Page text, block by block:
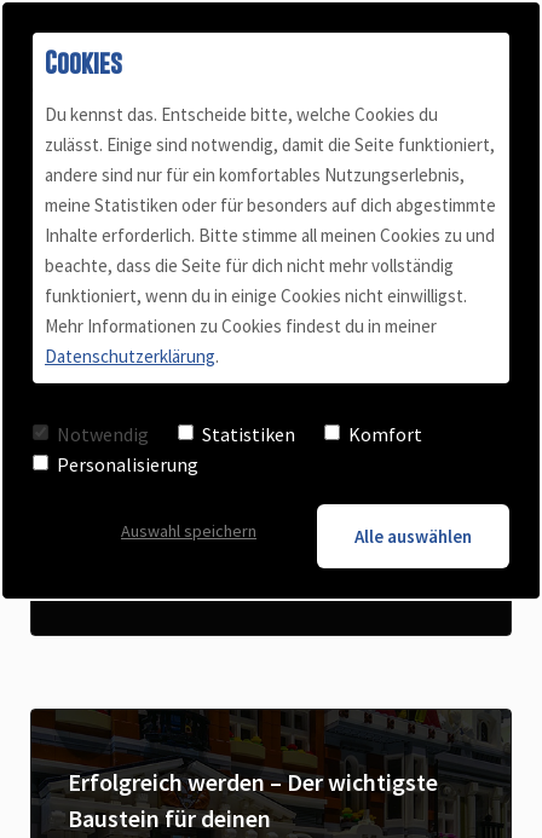
Über mich
Kundenstimmen
Buch "Konflikt-Power"
Für Selbständige
Team Training
Keynote - Vortrag
Podcast
Blog
Videos
Mail & Telefon
Termin vereinbaren
Blog -
Beliebteste
Beiträge
eine halbe Million Follower gewinnst
und darüber Einkommen generierst.
Interview mit Sebi von Sebiforce
Erfolgreich werden – Der wichtigste
Baustein für deinen
Cookies
Du kennst das. Entscheide bitte, welche Cookies du
zulässt. Einige sind notwendig, damit die Seite funktioniert,
andere sind nur für ein komfortables Nutzungserlebnis,
meine Statistiken oder für besonders auf dich abgestimmte
Inhalte erforderlich. Bitte stimme all meinen Cookies zu und
beachte, dass die Seite für dich nicht mehr vollständig
funktioniert, wenn du in einige Cookies nicht einwilligst.
Mehr Informationen zu Cookies findest du in meiner
Datenschutzerklärung.
Notwendig Statistiken
Komfort
Personalisierung
Auswahl speichern Alle auswählen